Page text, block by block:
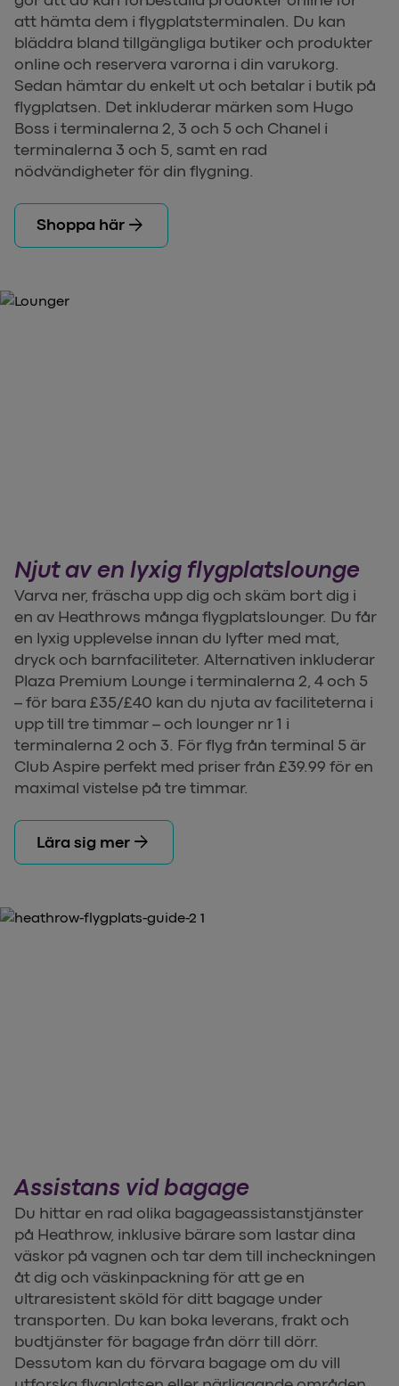
att hämta dem i flygplatsterminalen. Du kan
bläddra bland tillgängliga butiker och produkter
online och reservera varorna i din varukorg.
Sedan hämtar du enkelt ut och betalar i butik på
flygplatsen. Det inkluderar märken som Hugo
Boss i terminalerna 2, 3 och 5 och Chanel i
terminalerna 3 och 5, samt en rad
nödvändigheter för din flygning.
Shoppa här arrow_forward
Njut av en lyxig flygplatslounge
Varva ner, fräscha upp dig och skäm bort dig i
en av Heathrows många flygplatslounger. Du får
en lyxig upplevelse innan du lyfter med mat,
dryck och barnfaciliteter. Alternativen inkluderar
Plaza Premium Lounge i terminalerna 2, 4 och 5
– för bara £35/£40 kan du njuta av faciliteterna i
upp till tre timmar – och lounger nr 1 i
terminalerna 2 och 3. För flyg från terminal 5 är
Club Aspire perfekt med priser från £39.99 för en
maximal vistelse på tre timmar.
Lära sig mer arrow_forward
Assistans vid bagage
Du hittar en rad olika bagageassistanstjänster
på Heathrow, inklusive bärare som lastar dina
väskor på vagnen och tar dem till incheckningen
åt dig och väskinpackning för att ge en
ultraresistent sköld för ditt bagage under
transporten. Du kan boka leverans, frakt och
budtjänster för bagage från dörr till dörr.
Dessutom kan du förvara bagage om du vill